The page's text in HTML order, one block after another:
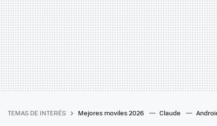
TEMAS DE INTERÉS Mejores moviles 2026 Claude